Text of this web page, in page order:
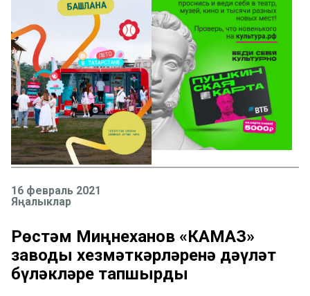
16 февраль 2021
Яңалыклар
Рөстәм Миңнеханов «КАМАЗ»
заводы хезмәткәрләренә дәүләт
бүләкләре тапшырды